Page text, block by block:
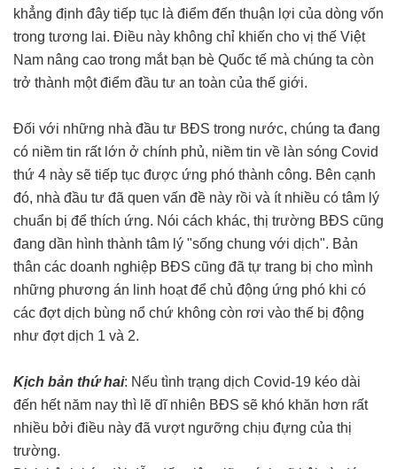
khẳng định đây tiếp tục là điểm đến thuận lợi của dòng vốn
trong tương lai. Điều này không chỉ khiến cho vị thế Việt
Nam nâng cao trong mắt bạn bè Quốc tế mà chúng ta còn
trở thành một điểm đầu tư an toàn của thế giới.
Đối với những nhà đầu tư BĐS trong nước, chúng ta đang
có niềm tin rất lớn ở chính phủ, niềm tin về làn sóng Covid
thứ 4 này sẽ tiếp tục được ứng phó thành công. Bên cạnh
đó, nhà đầu tư đã quen vấn đề này rồi và ít nhiều có tâm lý
chuẩn bị để thích ứng. Nói cách khác, thị trường BĐS cũng
đang dần hình thành tâm lý "sống chung với dịch". Bản
thân các doanh nghiệp BĐS cũng đã tự trang bị cho mình
những phương án linh hoạt để chủ động ứng phó khi có
các đợt dịch bùng nổ chứ không còn rơi vào thế bị động
như đợt dịch 1 và 2.
Kịch bản thứ hai: Nếu tình trạng dịch Covid-19 kéo dài
đến hết năm nay thì lẽ dĩ nhiên BĐS sẽ khó khăn hơn rất
nhiều bởi điều này đã vượt ngưỡng chịu đựng của thị
trường.